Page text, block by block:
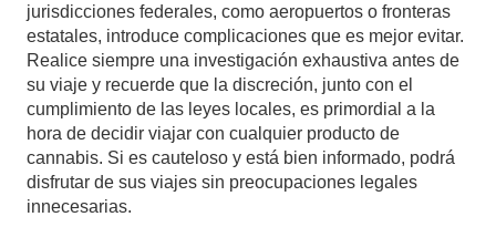
jurisdicciones federales, como aeropuertos o fronteras
estatales, introduce complicaciones que es mejor evitar.
Realice siempre una investigación exhaustiva antes de
su viaje y recuerde que la discreción, junto con el
cumplimiento de las leyes locales, es primordial a la
hora de decidir viajar con cualquier producto de
cannabis. Si es cauteloso y está bien informado, podrá
disfrutar de sus viajes sin preocupaciones legales
innecesarias.